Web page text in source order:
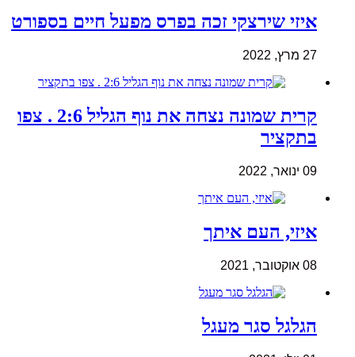
איזי שירצקי זכה בפרס מפעל חיים בספורט
27 מרץ, 2022
קרית שמונה נצחה את נוף הגליל 2:6 . צפו
בתקציר
09 ינואר, 2022
איזי, העם איתך
08 אוקטובר, 2021
הגלגל סגר מעגל